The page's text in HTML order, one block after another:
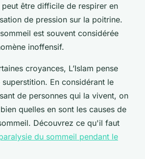
être difficile de respirer en
de pression sur la poitrine.
est souvent considérée
inoffensif.
croyances, L’Islam pense
superstition. En considérant le
de personnes qui la vivent, on
quelles en sont les causes de
Découvrez ce qu'il faut
du sommeil pendant le